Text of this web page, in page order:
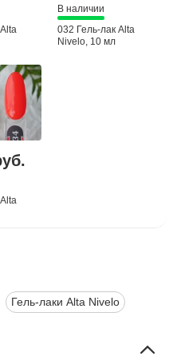
В наличии
032 Гель-лак Alta
Nivelo, 10 мл
Гель-лаки Alta Nivelo